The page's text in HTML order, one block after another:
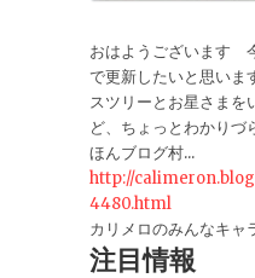
おはようございます
で更新したいと思い
スツリーとお星さまを
ど、ちょっとわかり
ほんブログ村...
http://
4480.html
カリメロのみんなキャ
注目情報